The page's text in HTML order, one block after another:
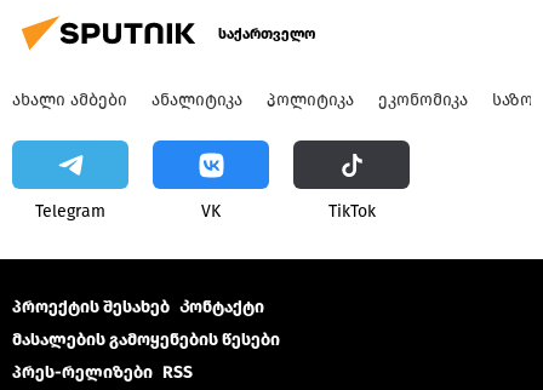
საქართველო
ᲐᲮᲐᲚᲘ ᲐᲛᲑᲔᲑᲘ ᲐᲜᲐᲚᲘᲢᲘᲙᲐ ᲞᲝᲚᲘᲢᲘᲙᲐ ᲔᲙᲝᲜᲝᲛᲘᲙᲐ
Telegram VK ТikТоk
პროექტის შესახებ Კონტაქტი
მასალების გამოყენების წესები
პრეს-რელიზები RSS